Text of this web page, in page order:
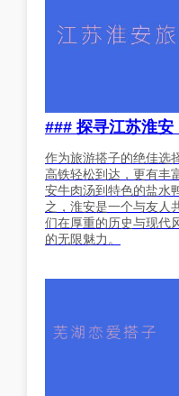
### 探寻江苏淮
作为旅游搭子的绝佳选
高铁轻松到达，更有丰
安牛肉汤到特色的盐水
之，淮安是一个与友人
们在厚重的历史与现代
的无限魅力。